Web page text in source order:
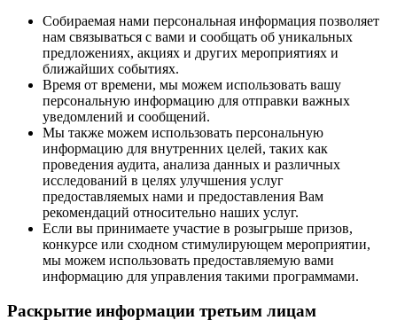
Собираемая нами персональная информация позволяет
нам связываться с вами и сообщать об уникальных
предложениях, акциях и других мероприятиях и
ближайших событиях.
Время от времени, мы можем использовать вашу
персональную информацию для отправки важных
уведомлений и сообщений.
Мы также можем использовать персональную
информацию для внутренних целей, таких как
проведения аудита, анализа данных и различных
исследований в целях улучшения услуг
предоставляемых нами и предоставления Вам
рекомендаций относительно наших услуг.
Если вы принимаете участие в розыгрыше призов,
конкурсе или сходном стимулирующем мероприятии,
мы можем использовать предоставляемую вами
информацию для управления такими программами.
Раскрытие информации третьим лицам